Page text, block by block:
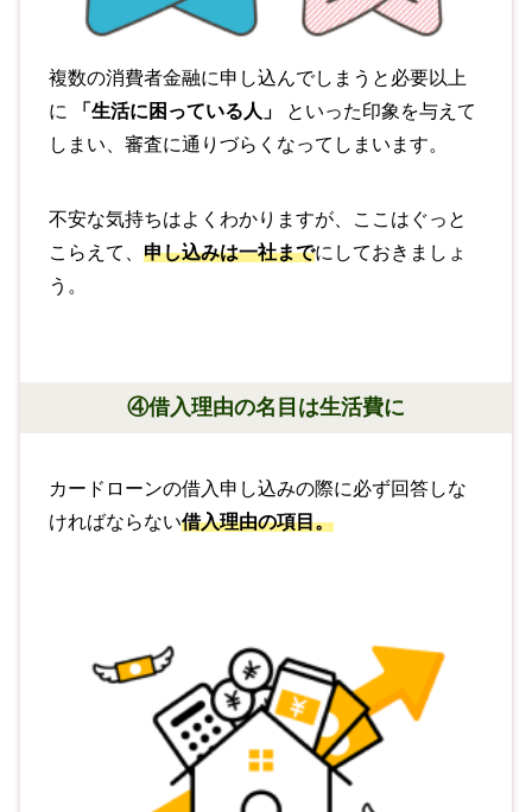
複数の消費者金融に申し込んでしまうと必要以上
に
「生活に困っている人」
といった印象を与えて
しまい、審査に通りづらくなってしまいます。
不安な気持ちはよくわかりますが、ここはぐっと
こらえて、申し込みは一社までにしておきましょ
う。
④借入理由の名目は生活費に
カードローンの借入申し込みの際に必ず回答しな
ければならない借入理由の項目。